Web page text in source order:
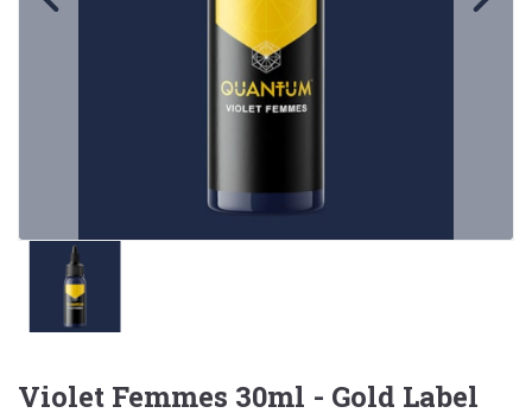
Violet Femmes 30ml - Gold Label